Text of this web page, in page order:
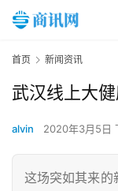
首页 新闻资讯
武汉线上大
alvin 2020年3月5日
这场突如其来的